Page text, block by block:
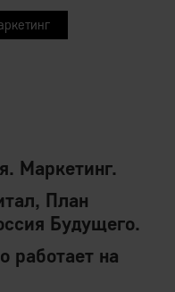
Маркетинг.
План
Будущего.
работает на